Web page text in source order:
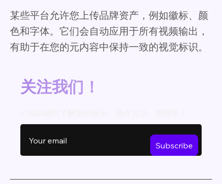
某些平台允许您上传品牌资产，例如徽标、颜
色和字体。它们会自动应用于所有视频输出，
有助于在您的元内容中保持一致的视觉标识。
关注我们！